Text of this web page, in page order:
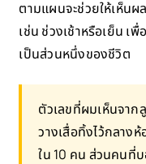
ตามแผนจะช่วยให้เห็น
เช่น ช่วงเช้าหรือเย็น เ
เป็นส่วนหนึ่งของชีวิต
ตัวเลขที่ผมเห็นจาก
วางเสื่อทิ้งไว้กลาง
ใน 10 คน ส่วนคนที่บ